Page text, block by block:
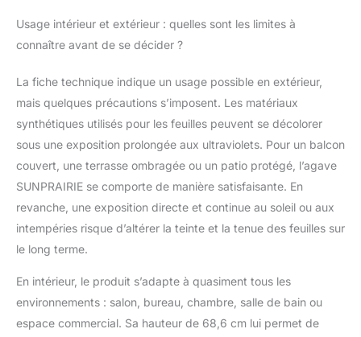
prête à l'emploi dès la
sortie de la boîte,
nécessaire ; excellente
grande plante de
cactus artificielle pour
remplir l'espace au sol
sur le porche ou dans
le jardin pour
correspondre à
noir mat mesure 23,6
cm de large et 21,1 cm
d'extérieur. Sentez la
différence SUNPRAIRIE
passionnés de vous
Usage intérieur et extérieur : quelles sont les limites à
connaître avant de se décider ?
La fiche technique indique un usage possible en extérieur,
mais quelques précautions s’imposent. Les matériaux
synthétiques utilisés pour les feuilles peuvent se décolorer
sous une exposition prolongée aux ultraviolets. Pour un balcon
couvert, une terrasse ombragée ou un patio protégé, l’agave
SUNPRAIRIE se comporte de manière satisfaisante. En
revanche, une exposition directe et continue au soleil ou aux
intempéries risque d’altérer la teinte et la tenue des feuilles sur
le long terme.
En intérieur, le produit s’adapte à quasiment tous les
environnements : salon, bureau, chambre, salle de bain ou
espace commercial. Sa hauteur de 68,6 cm lui permet de